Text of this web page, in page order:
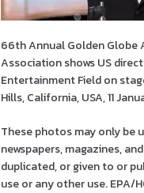
66th Annual Golden Globe
Association shows US
Entertainment Field on
Hills, California, USA, 11
These photos may only be
newspapers, magazines,
duplicated, or given to or
use or any other use. EPA/